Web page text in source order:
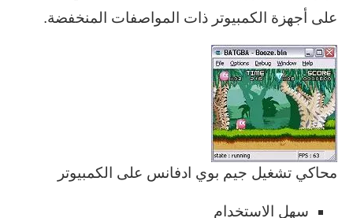
على أجهزة الكمبيوتر ذات المواصفات المنخفضة.
محاكي تشغيل جيم بوي ادفانس على الكمبيوتر
سهل الاستخدام